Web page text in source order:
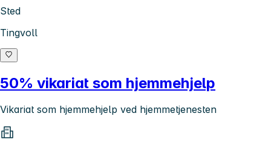
Sted
Tingvoll
50% vikariat som hjemmehjelp
Vikariat som hjemmehjelp ved hjemmetjenesten